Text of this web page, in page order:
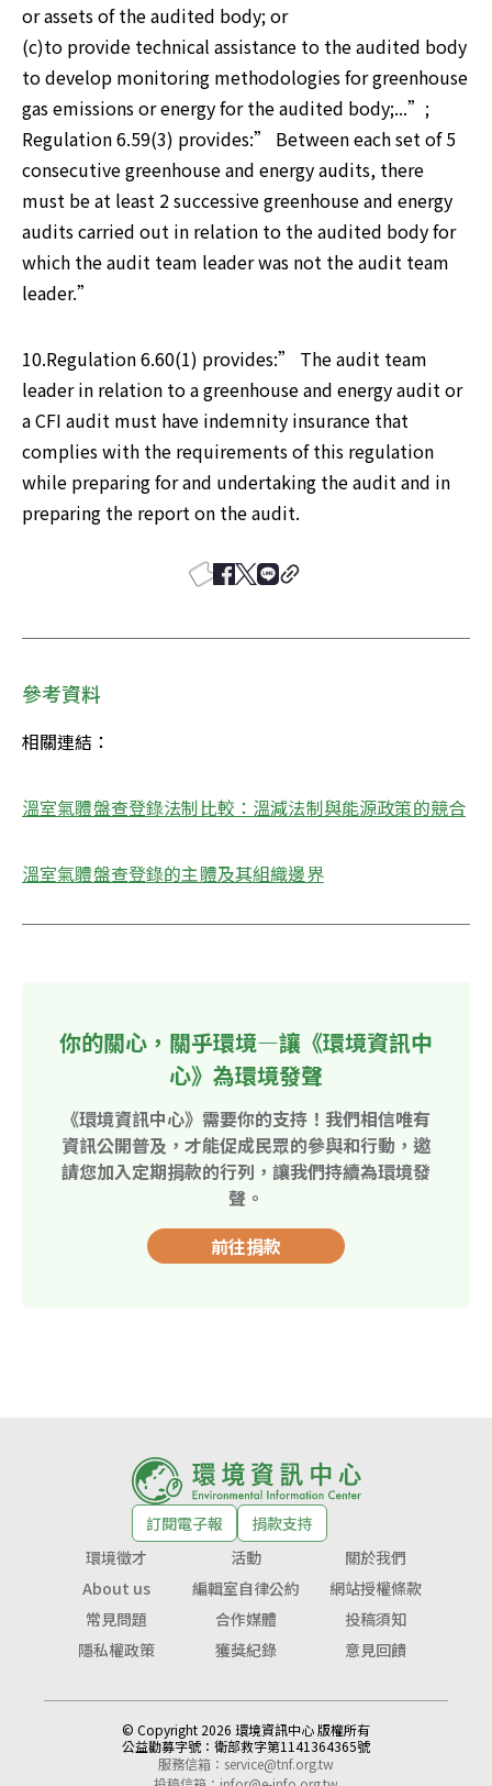
or assets of the audited body; or
(c)to provide technical assistance to the audited body
to develop monitoring methodologies for greenhouse
gas emissions or energy for the audited body;...”;
Regulation 6.59(3) provides:” Between each set of 5
consecutive greenhouse and energy audits, there
must be at least 2 successive greenhouse and energy
audits carried out in relation to the audited body for
which the audit team leader was not the audit team
leader.”
10.Regulation 6.60(1) provides:” The audit team
leader in relation to a greenhouse and energy audit or
a CFI audit must have indemnity insurance that
complies with the requirements of this regulation
while preparing for and undertaking the audit and in
preparing the report on the audit.
參考資料
相關連結：
溫室氣體盤查登錄法制比較：溫減法制與能源政策的競合
溫室氣體盤查登錄的主體及其組織邊界
你的關心，關乎環境—讓《環境資訊中
心》為環境發聲
《環境資訊中心》需要你的支持！我們相信唯有
資訊公開普及，才能促成民眾的參與和行動，邀
請您加入定期捐款的行列，讓我們持續為環境發
聲。
前往捐款
訂閱電子報
捐款支持
環境徵才
活動
關於我們
About us
編輯室自律公約
網站授權條款
常見問題
合作媒體
投稿須知
隱私權政策
獲獎紀錄 意見回饋
© Copyright 2026 環境資訊中心 版權所有
公益勸募字號： 衛部救字第1141364365號
服務信箱： service@tnf.org.tw